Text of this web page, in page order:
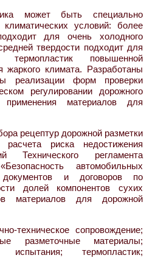
может быть специально
условий: более
для очень холодного
твердости подходит для
термопластик повышенной
жаркого климата. Разработаны
реализации форм проверки
регулировании дорожного
материалов для
рецептур дорожной разметки
расчета риска недостижения
регламента
автомобильных
документов и договоров по
долей компонентов сухих
материалов для дорожной
техническое сопровождение;
разметочные материалы;
термопластик;